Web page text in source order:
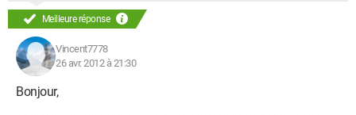
Meilleure réponse
Vincent7778
26 avr. 2012 à 21:30
Bonjour,